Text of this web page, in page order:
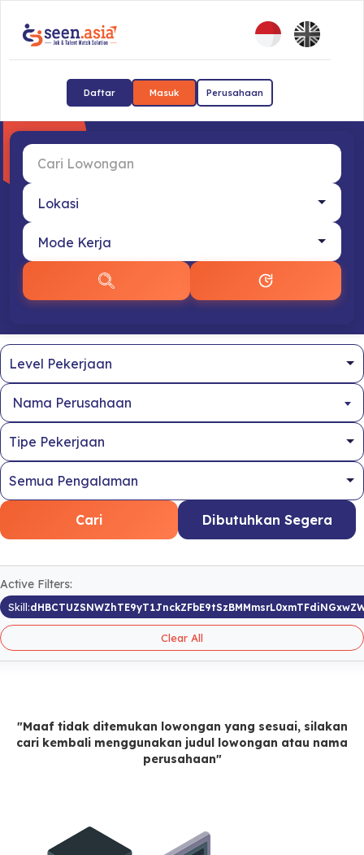
Daftar Masuk Perusahaan
Nama Perusahaan
Cari Dibutuhkan Segera
Active Filters:
Skill:
Clear All
"Maaf tidak ditemukan lowongan yang sesuai, silakan
cari kembali menggunakan judul lowongan atau nama
perusahaan"